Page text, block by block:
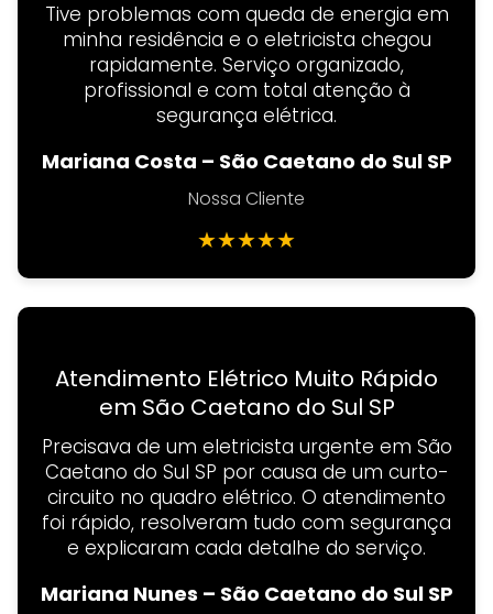
Tive problemas com queda de energia em
minha residência e o eletricista chegou
rapidamente. Serviço organizado,
profissional e com total atenção à
segurança elétrica.
Mariana Costa – São Caetano do Sul SP
Nossa Cliente
★★★★★
Atendimento Elétrico Muito Rápido
em São Caetano do Sul SP
Precisava de um eletricista urgente em São
Caetano do Sul SP por causa de um curto-
circuito no quadro elétrico. O atendimento
foi rápido, resolveram tudo com segurança
e explicaram cada detalhe do serviço.
Mariana Nunes – São Caetano do Sul SP